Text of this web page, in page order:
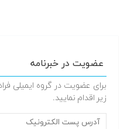
عضویت در خبرنامه
برای عضویت در گروه ایمیلی
زیر اقدام نمایید.